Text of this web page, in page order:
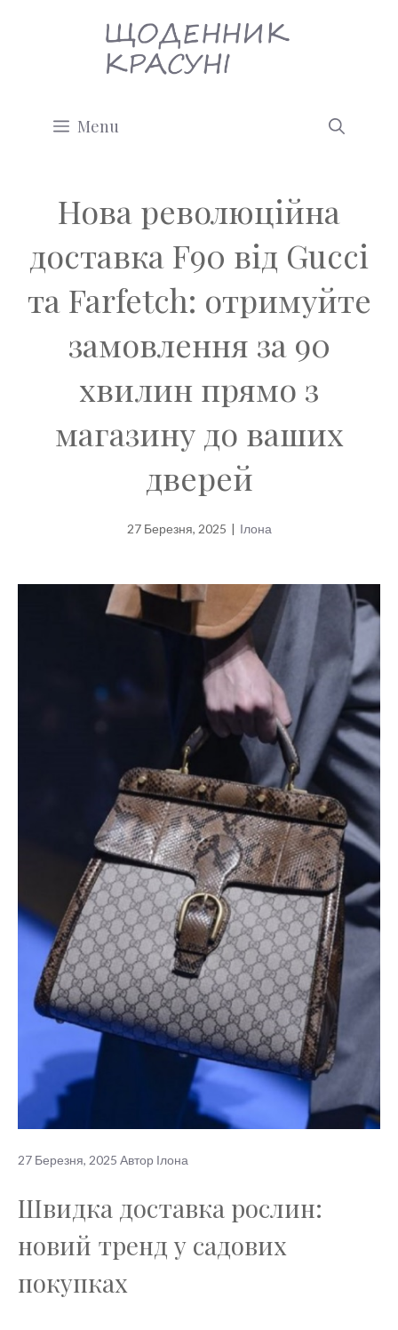
Menu
Нова революційна
доставка F90 від Gucci
та Farfetch: отримуйте
замовлення за 90
хвилин прямо з
магазину до ваших
дверей
27 Березня, 2025 | Ілона
27 Березня, 2025 Автор Ілона
Швидка доставка рослин:
новий тренд у садових
покупках